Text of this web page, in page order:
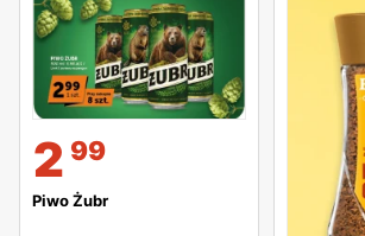
2 99
Piwo Żubr